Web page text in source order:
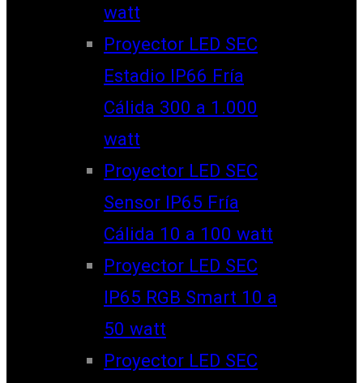
watt
Proyector LED SEC
Estadio IP66 Fría
Cálida 300 a 1.000
watt
Proyector LED SEC
Sensor IP65 Fría
Cálida 10 a 100 watt
Proyector LED SEC
IP65 RGB Smart 10 a
50 watt
Proyector LED SEC